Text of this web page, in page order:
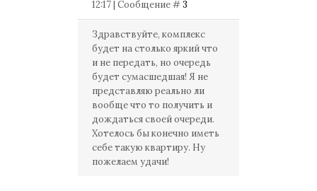
12:17 | Сообщение #3
Здравствуйте, комплекс
будет на столько яркий что
и не передать, но очередь
будет сумасшедшая! Я не
представляю реально ли
вообще что то получить и
дождаться своей очереди.
Хотелось бы конечно иметь
себе такую квартиру. Ну
пожелаем удачи!